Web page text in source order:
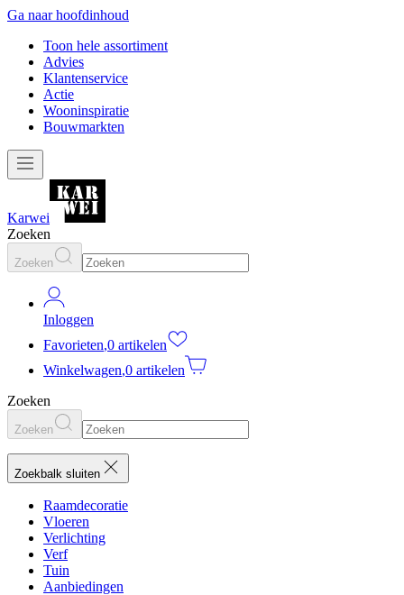
Ga naar hoofdinhoud
Toon hele assortiment
Advies
Klantenservice
Actie
Wooninspiratie
Bouwmarkten
Karwei
Zoeken
Zoeken
Inloggen
Favorieten,0 artikelen
Winkelwagen,0 artikelen
Zoeken
Zoeken
Zoekbalk sluiten
Raamdecoratie
Vloeren
Verlichting
Verf
Tuin
Aanbiedingen